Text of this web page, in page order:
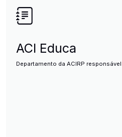
ACI Educa
Departamento da ACIRP